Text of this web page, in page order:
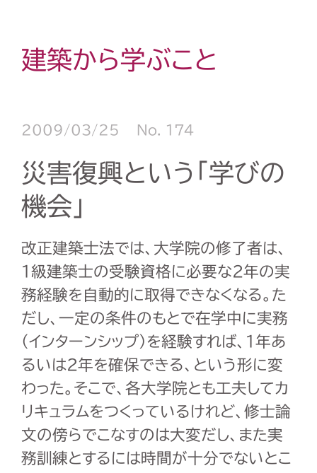
建築から学ぶこと
2009/03/25 No. 174
災害復興という「学びの
機会」
改正建築士法では、大学院の修了者は、
1級建築士の受験資格に必要な2年の実
務経験を自動的に取得できなくなる。た
だし、一定の条件のもとで在学中に実務
(インターンシップ)を経験すれば、1年あ
るいは2年を確保できる、という形に変
わった。そこで、各大学院とも工夫してカ
リキュラムをつくっているけれど、修士論
文の傍らでこなすのは大変だし、また実
務訓練とするには時間が十分でないとこ